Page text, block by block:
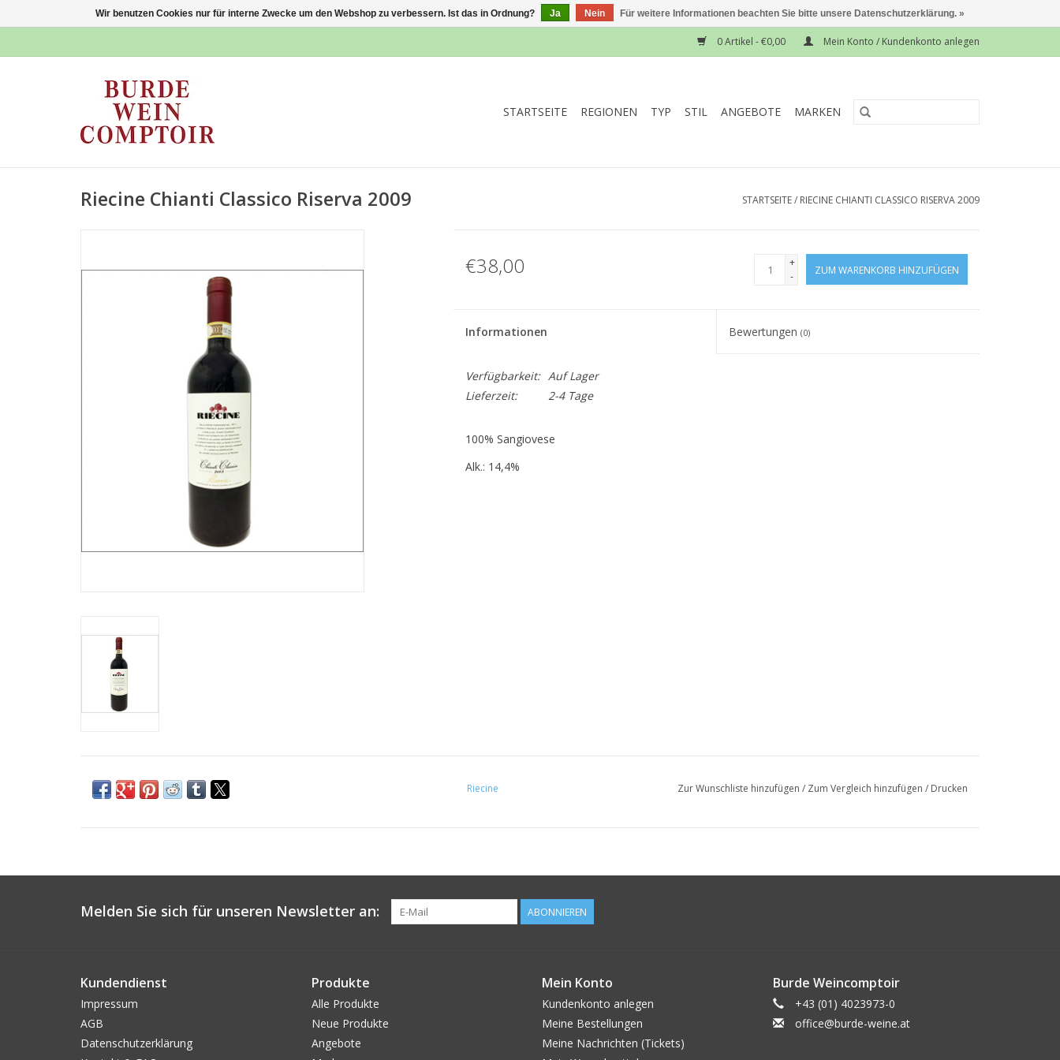
0 Artikel - €0,00 Mein Konto / Kundenkonto anlegen
STARTSEITE REGIONEN TYP STIL ANGEBOTE MARKEN
Riecine Chianti Classico Riserva 2009 STARTSEITE/ RIECINE CHIANTI CLASSICO RISERVA 2009
€38,00
+
-
ZUM WARENKORB HINZUFÜGEN
Informationen Bewertungen(0)
Verfügbarkeit: Auf Lager
Lieferzeit:
2-4 Tage
100% Sangiovese
Alk.: 14,4%
Riecine Zur Wunschliste hinzufügen / Zum Vergleich hinzufügen / Drucken
Melden Sie sich für unseren Newsletter an: ABONNIEREN
Kundendienst
Impressum
AGB
Datenschutzerklärung
Produkte
Alle Produkte
Neue Produkte
Angebote
Mein Konto
Kundenkonto anlegen
Meine Bestellungen
Meine Nachrichten (Tickets)
Burde Weincomptoir
+43 (01) 4023973-0
office@burde-weine.at
Wir benutzen Cookies nur für interne Zwecke um den Webshop zu verbessern. Ist das in Ordnung? Ja Nein Für weitere Informationen beachten Sie bitte unsere Datenschutzerklärung. »